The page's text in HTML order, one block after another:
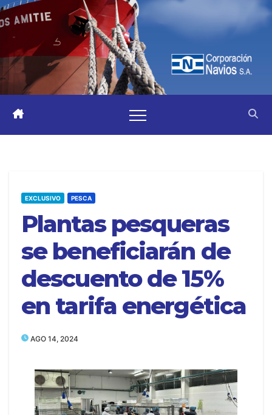
EXCLUSIVO PESCA
Plantas pesqueras
se beneficiarán de
descuento de 15%
en tarifa energética
AGO 14, 2024